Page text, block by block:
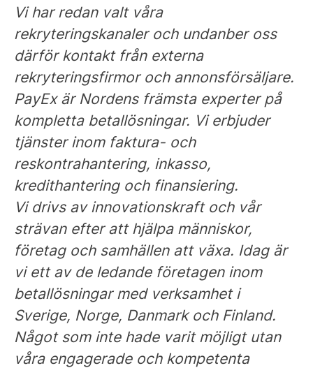
Vi har redan valt våra
rekryteringskanaler och undanber oss
därför kontakt från externa
rekryteringsfirmor och annonsförsäljare.
PayEx är Nordens främsta experter på
kompletta betallösningar. Vi erbjuder
tjänster inom faktura- och
reskontrahantering, inkasso,
kredithantering och finansiering.
Vi drivs av innovationskraft och vår
strävan efter att hjälpa människor,
företag och samhällen att växa. Idag är
vi ett av de ledande företagen inom
betallösningar med verksamhet i
Sverige, Norge, Danmark och Finland.
Något som inte hade varit möjligt utan
våra engagerade och kompetenta